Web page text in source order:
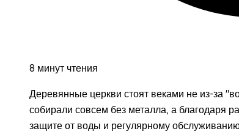
8 минут чтения
Деревянные церкви стоят веками не из-за
собирали совсем без металла, а благодаря
защите от воды и регулярному